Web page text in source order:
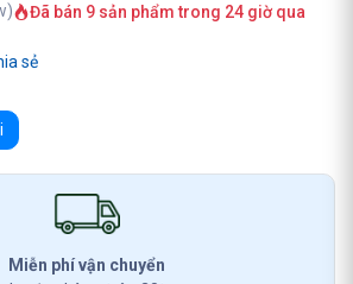
Đã bán 9 sản phẩm trong 24 giờ qua
sẻ
Miễn phí vận chuyển